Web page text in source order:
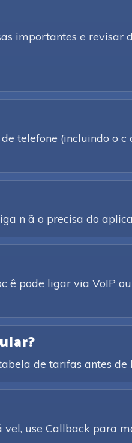
importantes e revisar
telefone (incluindo o c
n ã o precisa do
ê pode ligar via VoIP
de tarifas antes de
vel, use Callback para